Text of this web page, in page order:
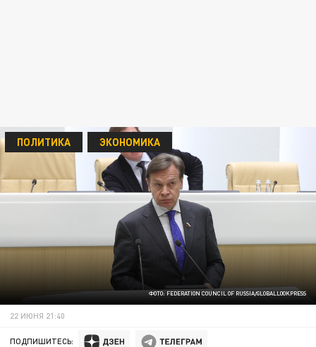
ФОТО: FEDERATION COUNCIL OF RUSSIA/GLOBALLOOKPRESS
ПОЛИТИКА ЭКОНОМИКА
22 ИЮНЯ 21:40
ПОДПИШИТЕСЬ: